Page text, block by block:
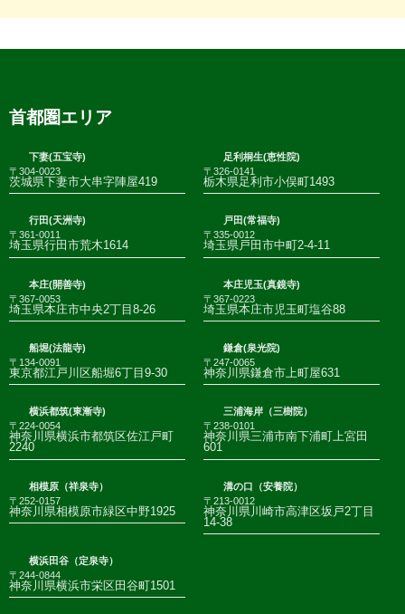
首都圏エリア
下妻(五宝寺)
〒304-0023
茨城県下妻市大串字陣屋419
足利桐生(恵性院)
〒326-0141
栃木県足利市小俣町1493
行田(天洲寺)
〒361-0011
埼玉県行田市荒木1614
戸田(常福寺)
〒335-0012
埼玉県戸田市中町2-4-11
本庄(開善寺)
〒367-0053
埼玉県本庄市中央2丁目8-26
本庄児玉(真鏡寺)
〒367-0223
埼玉県本庄市児玉町塩谷88
船堀(法龍寺)
〒134-0091
東京都江戸川区船堀6丁目9-30
鎌倉(泉光院)
〒247-0065
神奈川県鎌倉市上町屋631
横浜都筑(東漸寺)
〒224-0054
神奈川県横浜市都筑区佐江戸町
2240
三浦海岸（三樹院）
〒238-0101
神奈川県三浦市南下浦町上宮田
601
相模原（祥泉寺）
〒252-0157
神奈川県相模原市緑区中野1925
溝の口（安養院）
〒213-0012
神奈川県川崎市高津区坂戸2丁目
14-38
横浜田谷（定泉寺）
〒244-0844
神奈川県横浜市栄区田谷町1501